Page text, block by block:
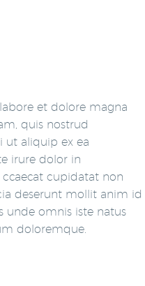
et dolore magna
quis nostrud
ut aliquip ex ea
irure dolor in
cupidatat non
deserunt mollit anim id
unde omnis iste natus
doloremque.